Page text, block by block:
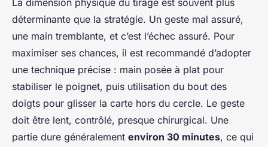
La dimension physique du tirage est souvent plus
déterminante que la stratégie. Un geste mal assuré,
une main tremblante, et c’est l’échec assuré. Pour
maximiser ses chances, il est recommandé d’adopter
une technique précise : main posée à plat pour
stabiliser le poignet, puis utilisation du bout des
doigts pour glisser la carte hors du cercle. Le geste
doit être lent, contrôlé, presque chirurgical. Une
partie dure généralement environ 30 minutes, ce qui